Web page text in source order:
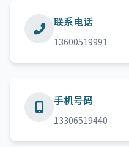
联系电话
13600519991
手机号码
13306519440